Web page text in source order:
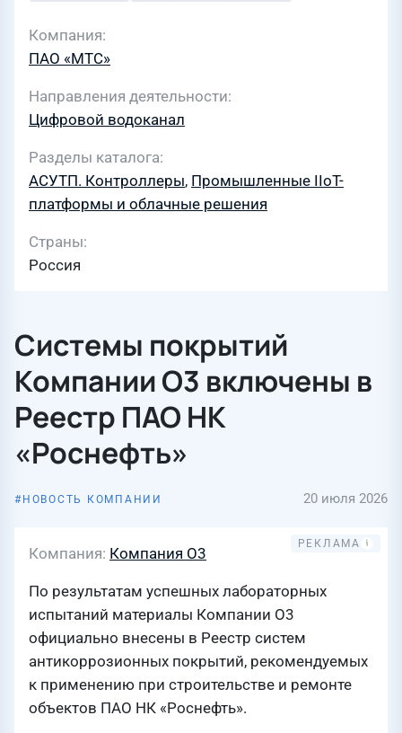
Компания
ПАО «МТС»
Направления деятельности
Цифровой водоканал
Разделы каталога
АСУТП. Контроллеры, Промышленные IIoT-
платформы и облачные решения
Страны
Россия
Системы покрытий
Компании О3 включены в
Реестр ПАО НК
«Роснефть»
НОВОСТЬ КОМПАНИИ 20 июля 2026
Компания Компания О3
По результатам успешных лабораторных
испытаний материалы Компании О3
официально внесены в Реестр систем
антикоррозионных покрытий, рекомендуемых
к применению при строительстве и ремонте
объектов ПАО НК «Роснефть».